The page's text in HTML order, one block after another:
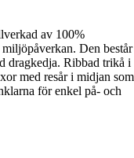
av 100%
Den består
dragkedja. Ribbad trikå i
med resår i midjan som
för enkel på- och